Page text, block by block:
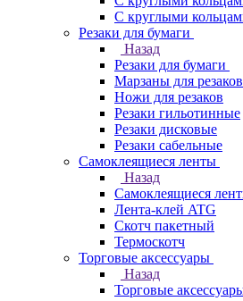
С круглыми
Резаки для бумаги
Назад
Резаки для бумаги
Марзаны для резаков
Ножи для резаков
Резаки гильотинные
Резаки дисковые
Резаки сабельные
Самоклеящиеся ленты
Назад
Самоклеящиеся
Лента-клей ATG
Скотч пакетный
Термоскотч
Торговые аксессуары
Назад
Торговые